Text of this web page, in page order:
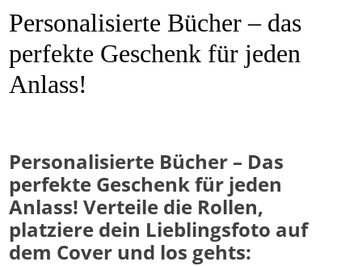
Personalisierte Bücher – das
perfekte Geschenk für jeden
Anlass!
Personalisierte Bücher – Das
perfekte Geschenk für jeden
Anlass! Verteile die Rollen,
platziere dein Lieblingsfoto auf
dem Cover und los gehts: